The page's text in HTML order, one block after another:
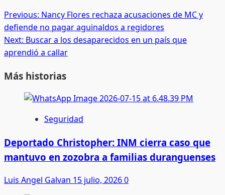
Post
navigation
Previous: Nancy Flores rechaza acusaciones de MC y
defiende no pagar aguinaldos a regidores
Next: Buscar a los desaparecidos en un país que
aprendió a callar
Más historias
Seguridad
Deportado Christopher: INM cierra caso que
mantuvo en zozobra a familias duranguenses
Luis Angel Galvan 15 julio, 20260